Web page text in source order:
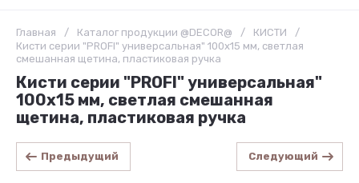
Главная / Каталог продукции @DECOR@ / КИСТИ
/
Кисти серии "PROFI" универсальная" 100х15 мм, светлая
смешанная щетина, пластиковая ручка
Кисти серии "PROFI" универсальная"
100х15 мм, светлая смешанная
щетина, пластиковая ручка
Предыдущий Следующий